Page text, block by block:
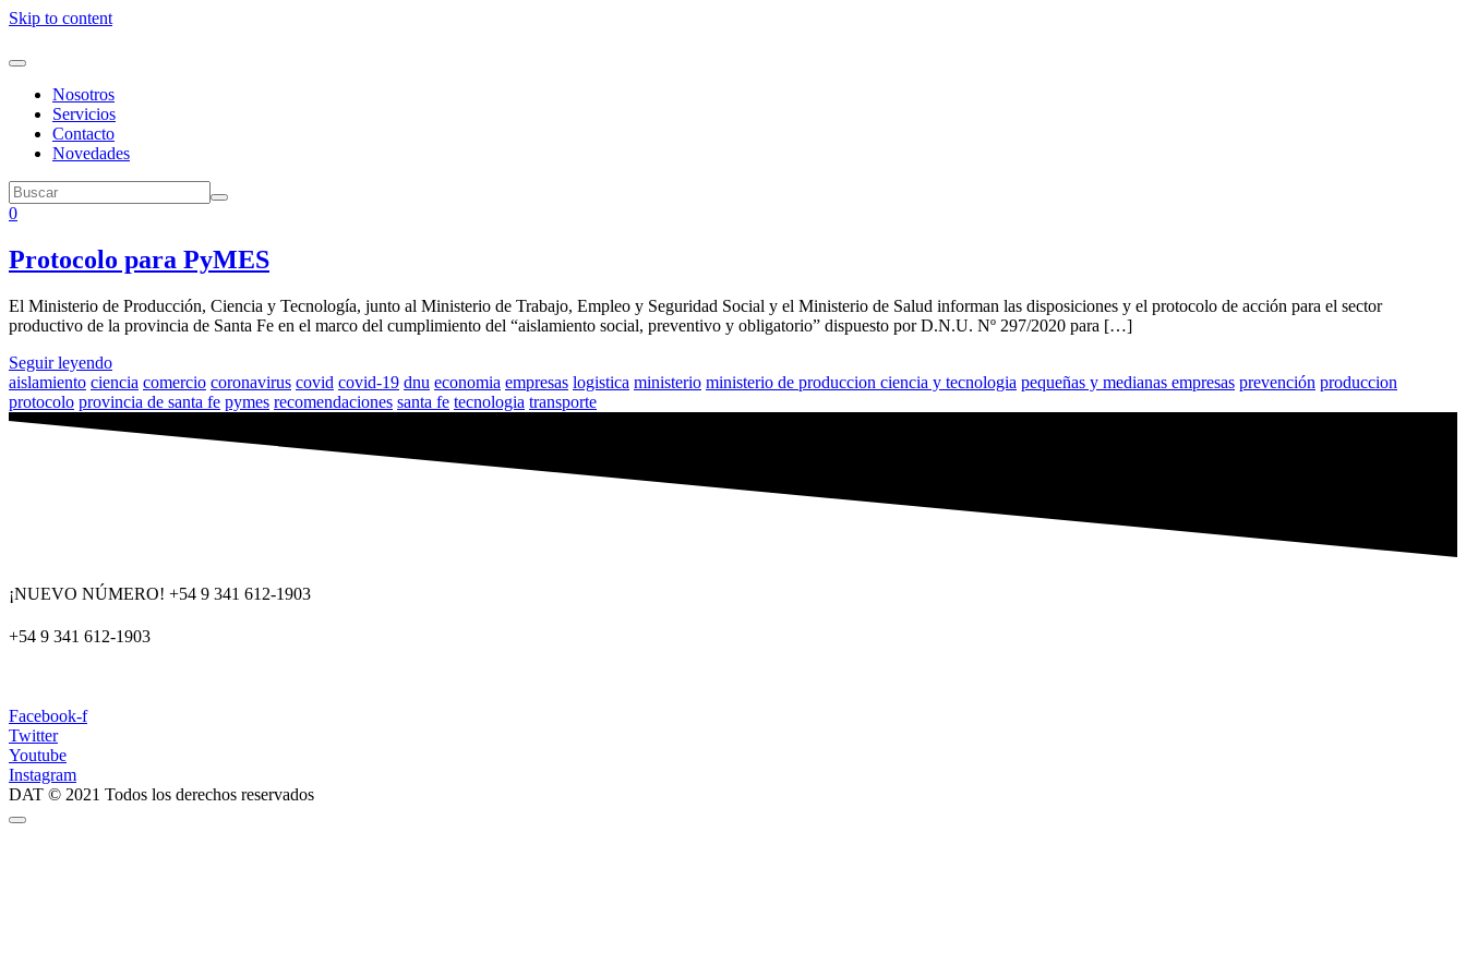
Skip to content
Nosotros
Servicios
Contacto
Novedades
0
Protocolo para PyMES
El Ministerio de Producción, Ciencia y Tecnología, junto al Ministerio de Trabajo, Empleo y Seguridad Social y el Ministerio de Salud informan las disposiciones y el protocolo de acción para el sector
productivo de la provincia de Santa Fe en el marco del cumplimiento del “aislamiento social, preventivo y obligatorio” dispuesto por D.N.U. Nº 297/2020 para […]
Seguir leyendo
aislamiento ciencia comercio coronavirus covid covid-19 dnu economia empresas logistica ministerio ministerio de produccion ciencia y tecnologia pequeñas y medianas empresas prevención produccion
protocolo provincia de santa fe pymes recomendaciones santa fe tecnologia transporte
¡NUEVO NÚMERO! +54 9 341 612-1903
+54 9 341 612-1903
Facebook-f
Twitter
Youtube
Instagram
DAT © 2021 Todos los derechos reservados